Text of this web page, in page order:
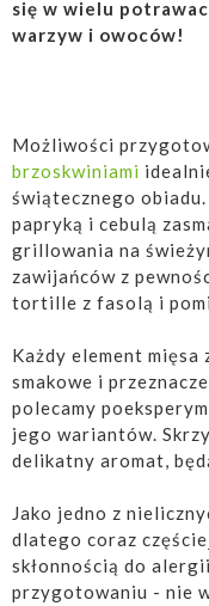
się w wielu
warzyw i owoców!
Możliwości
brzoskwiniami
świątecznego obiadu.
papryką i cebulą
grillowania na
zawijańców z
tortille z fasolą i
Każdy element mięsa
smakowe i
polecamy
jego wariantów.
delikatny aromat,
Jako jedno z
dlatego coraz
skłonnością do
przygotowaniu - nie